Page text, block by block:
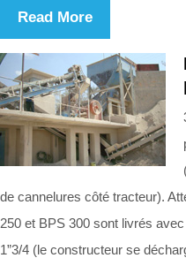
Read More
de cannelures côté tracteur).
250 et BPS 300 sont livrés
1”3/4 (le constructeur se